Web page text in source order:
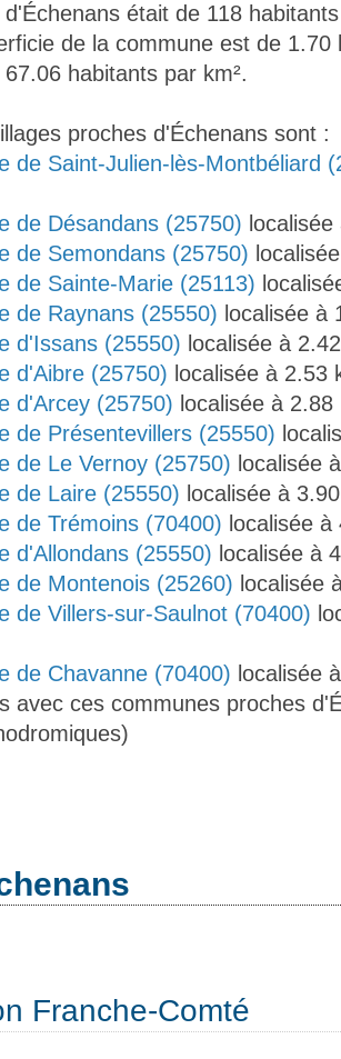
était de 118
de la commune est de 1.70
habitants par km².
proches d'Échenans sont :
de Saint-Julien-lès-Montbéliard
de Désandans (25750)
de Semondans (25750)
de Sainte-Marie (25113)
de Raynans (25550) localisée à
d'Issans (25550) localisée à
d'Aibre (25750) localisée à 2.53
d'Arcey (25750) localisée à
de Présentevillers (25550)
de Le Vernoy (25750) localisée
de Laire (25550) localisée à
de Trémoins (70400) localisée
d'Allondans (25550) localisée à
de Montenois (25260) localisée
de Villers-sur-Saulnot (70400)
de Chavanne (70400) localisée
avec ces communes proches
Franche-Comté